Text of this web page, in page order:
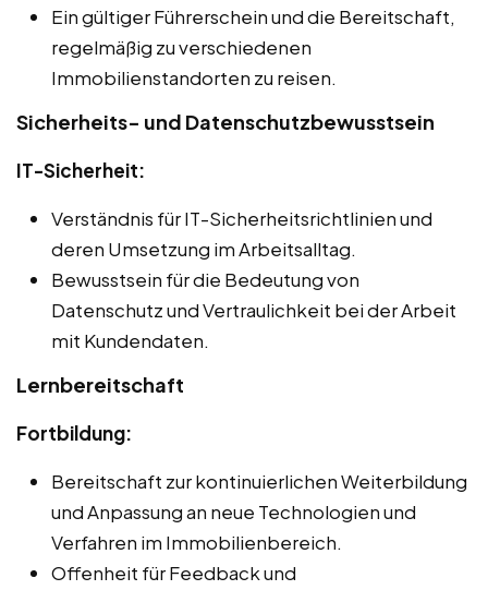
Ein gültiger Führerschein und die Bereitschaft,
regelmäßig zu verschiedenen
Immobilienstandorten zu reisen.
Sicherheits- und Datenschutzbewusstsein
IT-Sicherheit:
Verständnis für IT-Sicherheitsrichtlinien und
deren Umsetzung im Arbeitsalltag.
Bewusstsein für die Bedeutung von
Datenschutz und Vertraulichkeit bei der Arbeit
mit Kundendaten.
Lernbereitschaft
Fortbildung:
Bereitschaft zur kontinuierlichen Weiterbildung
und Anpassung an neue Technologien und
Verfahren im Immobilienbereich.
Offenheit für Feedback und